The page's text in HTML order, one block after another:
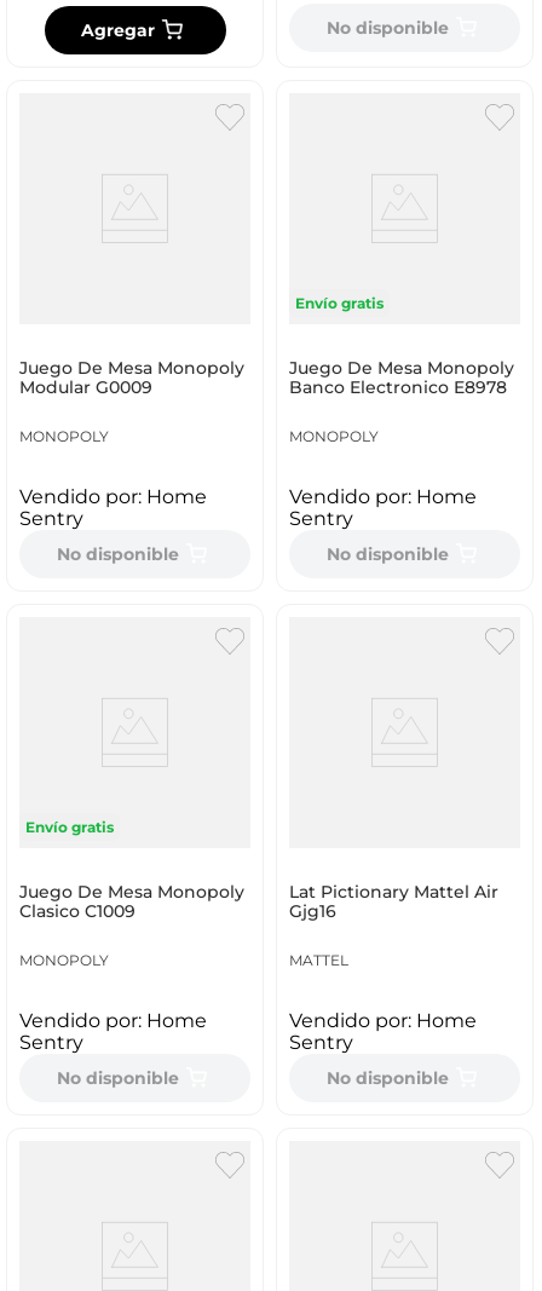
Agregar No disponible
Juego De Mesa Monopoly
Modular G0009
MONOPOLY
Vendido por: Home
Sentry
No disponible
Envío gratis
Juego De Mesa Monopoly
Banco Electronico E8978
MONOPOLY
Vendido por: Home
Sentry
No disponible
Envío gratis
Juego De Mesa Monopoly
Clasico C1009
MONOPOLY
Vendido por: Home
Sentry
No disponible
Lat Pictionary Mattel Air
Gjg16
MATTEL
Vendido por: Home
Sentry
No disponible